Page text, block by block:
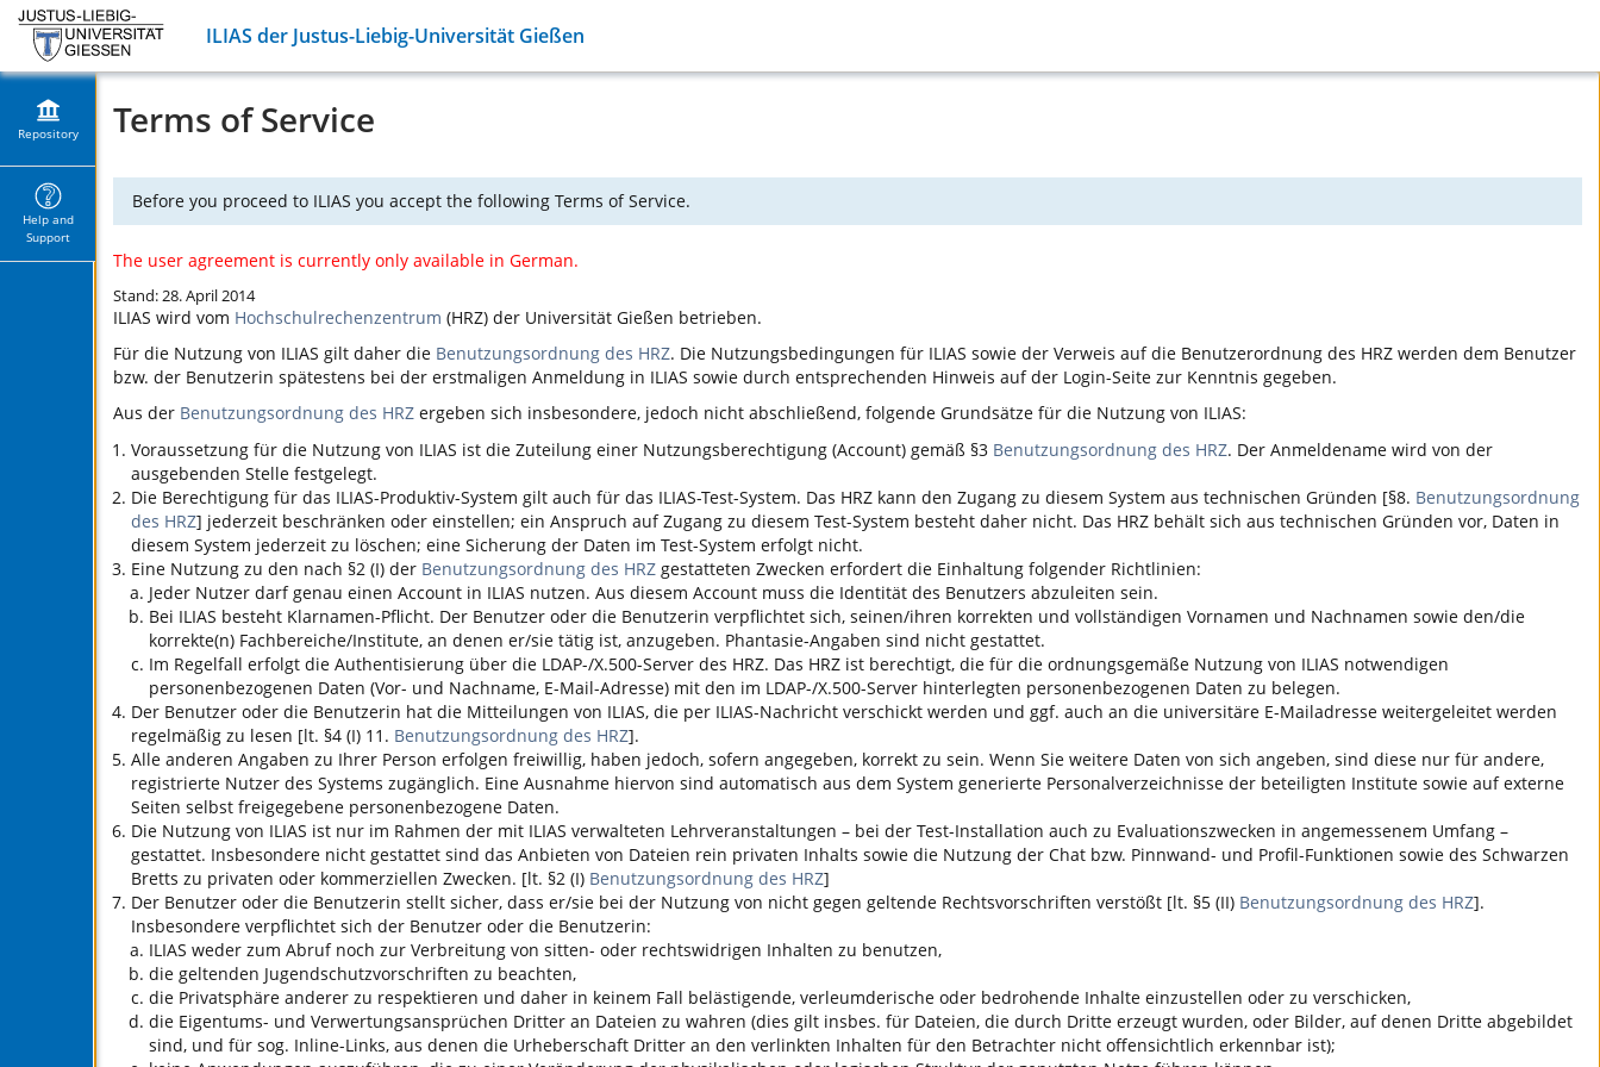
ILIAS der Justus-Liebig-Universität Gießen
Repository
Help and
Support
Terms of Service
Before you proceed to ILIAS you accept the following Terms of Service.
The user agreement is currently only available in German.
Stand: 28. April 2014
ILIAS wird vom Hochschulrechenzentrum (HRZ) der Universität Gießen betrieben.
Für die Nutzung von ILIAS gilt daher die Benutzungsordnung des HRZ. Die Nutzungsbedingungen für ILIAS sowie der Verweis auf die Benutzerordnung des HRZ werden dem Benutzer
bzw. der Benutzerin spätestens bei der erstmaligen Anmeldung in ILIAS sowie durch entsprechenden Hinweis auf der Login-Seite zur Kenntnis gegeben.
Aus der Benutzungsordnung des HRZ ergeben sich insbesondere, jedoch nicht abschließend, folgende Grundsätze für die Nutzung von ILIAS:
Voraussetzung für die Nutzung von ILIAS ist die Zuteilung einer Nutzungsberechtigung (Account) gemäß §3 Benutzungsordnung des HRZ. Der Anmeldename wird von der
ausgebenden Stelle festgelegt.
Die Berechtigung für das ILIAS-Produktiv-System gilt auch für das ILIAS-Test-System. Das HRZ kann den Zugang zu diesem System aus technischen Gründen [§8. Benutzungsordnung
des HRZ] jederzeit beschränken oder einstellen; ein Anspruch auf Zugang zu diesem Test-System besteht daher nicht. Das HRZ behält sich aus technischen Gründen vor, Daten in
diesem System jederzeit zu löschen; eine Sicherung der Daten im Test-System erfolgt nicht.
Eine Nutzung zu den nach §2 (I) der Benutzungsordnung des HRZ gestatteten Zwecken erfordert die Einhaltung folgender Richtlinien:
Jeder Nutzer darf genau einen Account in ILIAS nutzen. Aus diesem Account muss die Identität des Benutzers abzuleiten sein.
Bei ILIAS besteht Klarnamen-Pflicht. Der Benutzer oder die Benutzerin verpflichtet sich, seinen/ihren korrekten und vollständigen Vornamen und Nachnamen sowie den/die
korrekte(n) Fachbereiche/Institute, an denen er/sie tätig ist, anzugeben. Phantasie-Angaben sind nicht gestattet.
Im Regelfall erfolgt die Authentisierung über die LDAP-/X.500-Server des HRZ. Das HRZ ist berechtigt, die für die ordnungsgemäße Nutzung von ILIAS notwendigen
personenbezogenen Daten (Vor- und Nachname, E-Mail-Adresse) mit den im LDAP-/X.500-Server hinterlegten personenbezogenen Daten zu belegen.
Der Benutzer oder die Benutzerin hat die Mitteilungen von ILIAS, die per ILIAS-Nachricht verschickt werden und ggf. auch an die universitäre E-Mailadresse weitergeleitet werden
regelmäßig zu lesen [lt. §4 (I) 11. Benutzungsordnung des HRZ].
Alle anderen Angaben zu Ihrer Person erfolgen freiwillig, haben jedoch, sofern angegeben, korrekt zu sein. Wenn Sie weitere Daten von sich angeben, sind diese nur für andere,
registrierte Nutzer des Systems zugänglich. Eine Ausnahme hiervon sind automatisch aus dem System generierte Personalverzeichnisse der beteiligten Institute sowie auf externe
Seiten selbst freigegebene personenbezogene Daten.
Die Nutzung von ILIAS ist nur im Rahmen der mit ILIAS verwalteten Lehrveranstaltungen – bei der Test-Installation auch zu Evaluationszwecken in angemessenem Umfang –
gestattet. Insbesondere nicht gestattet sind das Anbieten von Dateien rein privaten Inhalts sowie die Nutzung der Chat bzw. Pinnwand- und Profil-Funktionen sowie des Schwarzen
Bretts zu privaten oder kommerziellen Zwecken. [lt. §2 (I) Benutzungsordnung des HRZ]
Der Benutzer oder die Benutzerin stellt sicher, dass er/sie bei der Nutzung von nicht gegen geltende Rechtsvorschriften verstößt [lt. §5 (II) Benutzungsordnung des HRZ].
Insbesondere verpflichtet sich der Benutzer oder die Benutzerin:
ILIAS weder zum Abruf noch zur Verbreitung von sitten- oder rechtswidrigen Inhalten zu benutzen,
die geltenden Jugendschutzvorschriften zu beachten,
die Privatsphäre anderer zu respektieren und daher in keinem Fall belästigende, verleumderische oder bedrohende Inhalte einzustellen oder zu verschicken,
die Eigentums- und Verwertungsansprüchen Dritter an Dateien zu wahren (dies gilt insbes. für Dateien, die durch Dritte erzeugt wurden, oder Bilder, auf denen Dritte abgebildet
sind, und für sog. Inline-Links, aus denen die Urheberschaft Dritter an den verlinkten Inhalten für den Betrachter nicht offensichtlich erkennbar ist);